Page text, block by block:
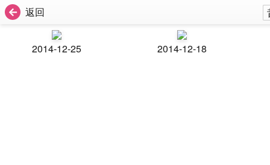
返回
2014-12-25 2014-12-18